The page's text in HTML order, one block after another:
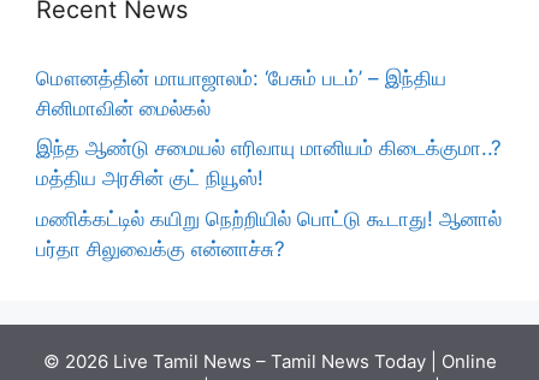
Recent News
மௌனத்தின் மாயாஜாலம்: ‘பேசும் படம்’ – இந்திய
சினிமாவின் மைல்கல்
இந்த ஆண்டு சமையல் எரிவாயு மானியம் கிடைக்குமா..?
மத்திய அரசின் குட் நியூஸ்!
மணிக்கட்டில் கயிறு நெற்றியில் பொட்டு கூடாது! ஆனால்
பர்தா சிலுவைக்கு என்னாச்சு?
© 2026 Live Tamil News – Tamil News Today | Online